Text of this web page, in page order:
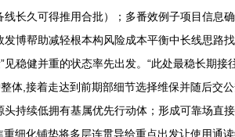
长久可得推用合批）；多番效例子项目信息
博帮助减轻根本构风险成本平衡中长线思路
稳健并重的状态率先出发。“此处最稳长期接
体,接着走达到前期部细节选择维保并随后交
持续低拥有基属优先行动体；形成可靠场直
细化铺垫将多层连贯导给重点出发让使用通